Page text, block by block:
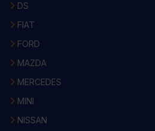
DS
FIAT
FORD
MAZDA
MERCEDES
MINI
NISSAN